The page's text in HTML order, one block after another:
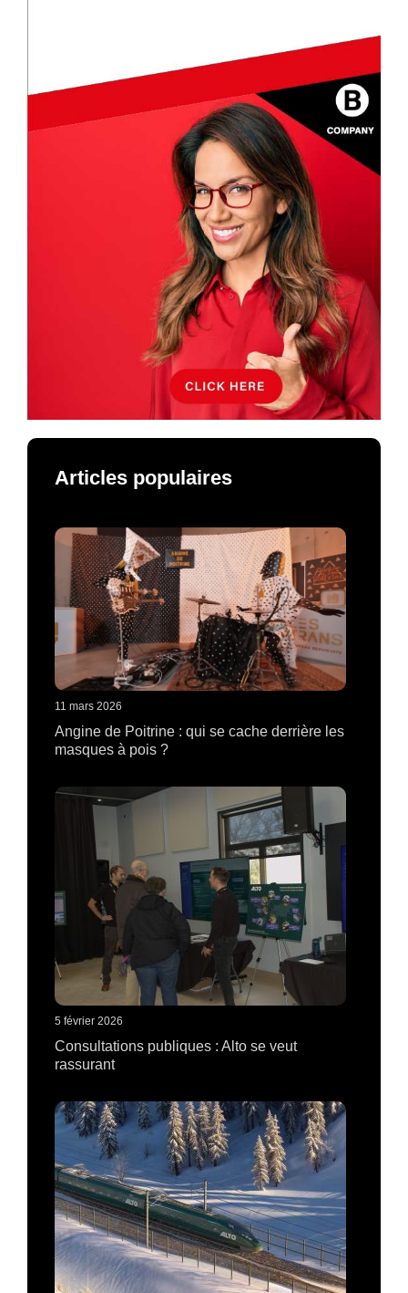
Articles populaires
11 mars 2026
Angine de Poitrine : qui se cache derrière les
masques à pois ?
5 février 2026
Consultations publiques : Alto se veut
rassurant